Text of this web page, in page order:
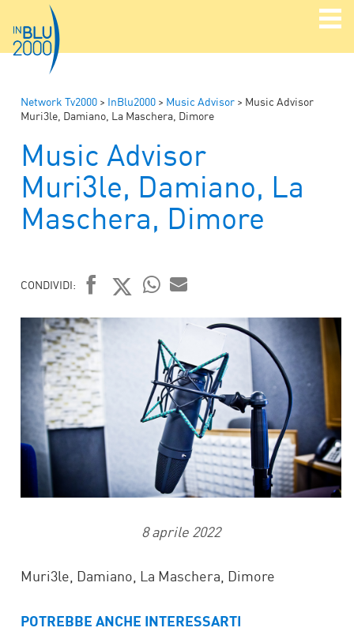
Network Tv2000 > InBlu2000 > Music Advisor > Music Advisor
Muri3le, Damiano, La Maschera, Dimore
Music Advisor
Muri3le, Damiano, La
Maschera, Dimore
CONDIVIDI:
FACEBOOK
TWITTER
WHATSAPP
MAIL
8 aprile 2022
Muri3le, Damiano, La Maschera, Dimore
POTREBBE ANCHE INTERESSARTI